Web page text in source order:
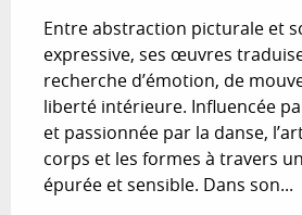
Entre abstraction picturale et
expressive, ses œuvres
recherche d’émotion, de
liberté intérieure. Influencée
et passionnée par la danse,
corps et les formes à travers
épurée et sensible. Dans son...